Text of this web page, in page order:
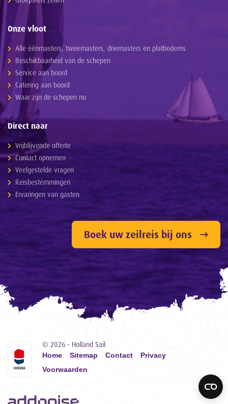
Onze vloot
Alle éénmasters, tweemasters, driemasters en platbodems
Beschikbaarheid van de schepen
Service aan boord
Catering aan boord
Waar zijn de schepen nu
Direct naar
Vrijblijvende offerte
Contact opnemen
Veelgestelde vragen
Reisbestemmingen
Ervaringen van gasten
Boek uw zeilreis bij ons
© 2026 - Holland Sail
Home Sitemap Contact
Privacy
Voorwaarden